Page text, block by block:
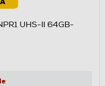
UHS-II 64GB-